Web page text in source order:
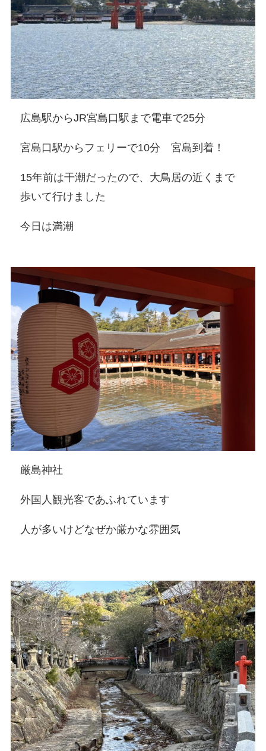
広島駅からJR宮島口駅まで電車で25分
宮島口駅からフェリーで10分 宮島到着！
15年前は干潮だったので、大鳥居の近くまで
歩いて行けました
今日は満潮
厳島神社
外国人観光客であふれています
人が多いけどなぜか厳かな雰囲気